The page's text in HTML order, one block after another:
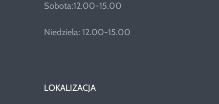
Sobota:12.00-15.00
Niedziela: 12.00-15.00
LOKALIZACJA